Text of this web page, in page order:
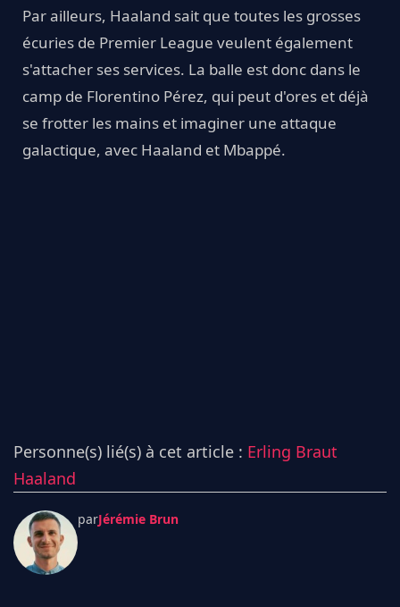
Par ailleurs, Haaland sait que toutes les grosses
écuries de Premier League veulent également
s'attacher ses services. La balle est donc dans le
camp de Florentino Pérez, qui peut d'ores et déjà
se frotter les mains et imaginer une attaque
galactique, avec Haaland et Mbappé.
Personne(s) lié(s) à cet article : Erling Braut
Haaland
parJérémie Brun